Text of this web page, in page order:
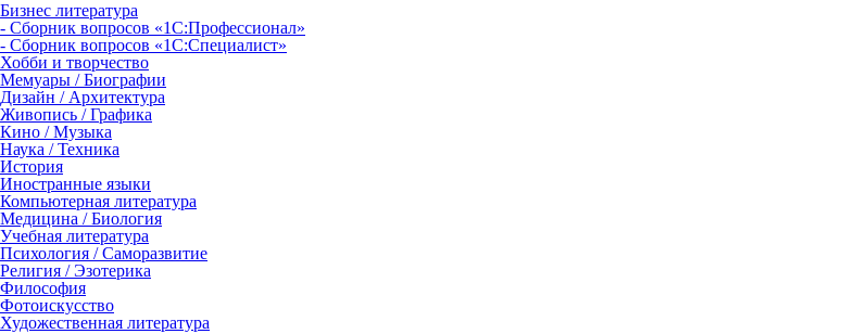
Бизнес литература
- Сборник вопросов «1С:Профессионал»
- Сборник вопросов «1С:Специалист»
Хобби и творчество
Мемуары / Биографии
Дизайн / Архитектура
Живопись / Графика
Кино / Музыка
Наука / Техника
История
Иностранные языки
Компьютерная литература
Медицина / Биология
Учебная литература
Психология / Саморазвитие
Религия / Эзотерика
Философия
Фотоискусство
Художественная литература